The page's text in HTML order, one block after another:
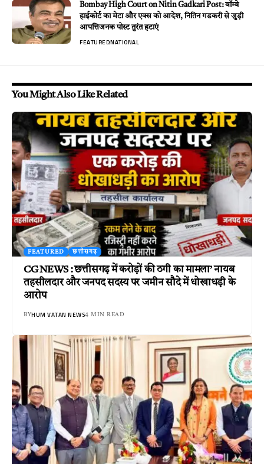
Bombay High Court on Nitin Gadkari Post: बॉम्बे
हाईकोर्ट का मेटा और एक्स को आदेश, नितिन गडकरी से जुड़ी
आपत्तिजनक पोस्ट तुरंत हटाएं
FEATUREDNATIONAL
You Might Also Like Related
FEATURED छत्तीसगढ़
CG NEWS : छत्तीसगढ़ में करोड़ों की ठगी का मामला’ नायब
तहसीलदार और जनपद सदस्य पर जमीन सौदे में धोखाधड़ी के
आरोप
BYHUM VATAN NEWS4 MIN READ